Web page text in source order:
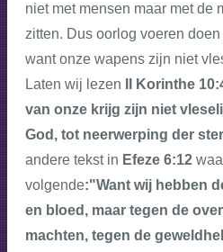
niet met mensen maar met de
zitten. Dus oorlog voeren
want onze wapens zijn niet
Laten wij lezen II Korinthe
van onze krijg zijn niet
God, tot neerwerping der
andere tekst in Efeze 6:12
volgende:"Want wij hebben
en bloed, maar tegen de
machten, tegen de